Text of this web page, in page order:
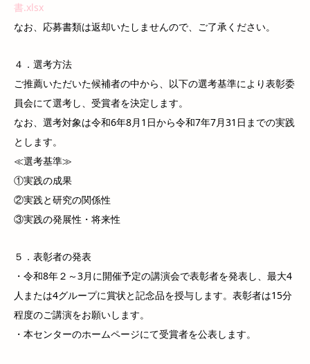
書.xlsx
なお、応募書類は返却いたしませんので、ご了承ください。
４．選考方法
ご推薦いただいた候補者の中から、以下の選考基準により表彰委
員会にて選考し、受賞者を決定します。
なお、選考対象は令和6年8月1日から令和7年7月31日までの実践
とします。
≪選考基準≫
①実践の成果
②実践と研究の関係性
③実践の発展性・将来性
５．表彰者の発表
・令和8年２～3月に開催予定の講演会で表彰者を発表し、最大4
人または4グループに賞状と記念品を授与します。表彰者は15分
程度のご講演をお願いします。
・本センターのホームページにて受賞者を公表します。